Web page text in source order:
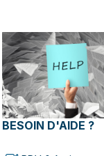
BESOIN D'AIDE ?